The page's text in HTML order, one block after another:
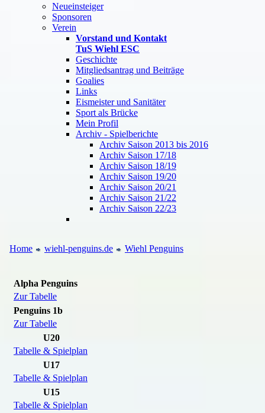
Neueinsteiger
Sponsoren
Verein
Vorstand und Kontakt
TuS Wiehl ESC
Geschichte
Mitgliedsantrag und Beiträge
Goalies
Links
Eismeister und Sanitäter
Sport als Brücke
Mein Profil
Archiv - Spielberichte
Archiv Saison 2013 bis 2016
Archiv Saison 17/18
Archiv Saison 18/19
Archiv Saison 19/20
Archiv Saison 20/21
Archiv Saison 21/22
Archiv Saison 22/23
Home wiehl-penguins.de Wiehl Penguins
Alpha Penguins
Zur Tabelle
Penguins 1b
Zur Tabelle
U20
Tabelle & Spielplan
U17
Tabelle & Spielplan
U15
Tabelle & Spielplan